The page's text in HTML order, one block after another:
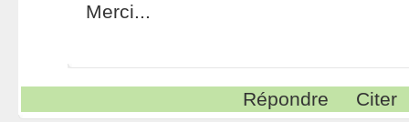
Merci...
Répondre Citer